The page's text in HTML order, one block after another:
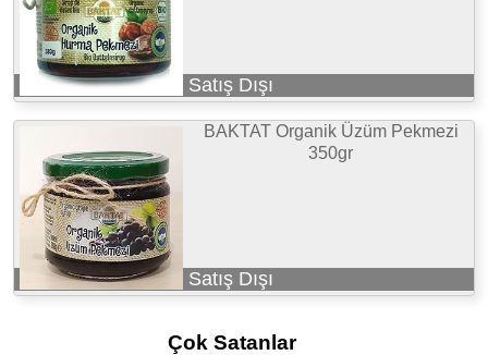
Satış Dışı
BAKTAT Organik Üzüm Pekmezi
350gr
Satış Dışı
Çok Satanlar